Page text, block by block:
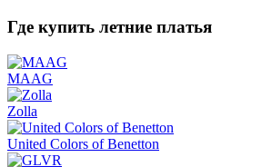
Где купить летние платья
MAAG
Zolla
United Colors of Benetton